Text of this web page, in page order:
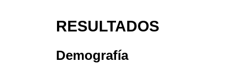
RESULTADOS
Demografía